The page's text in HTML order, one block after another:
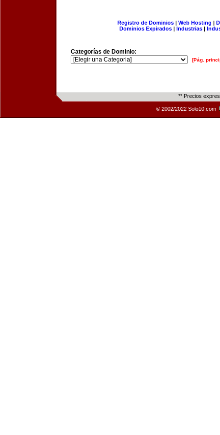
Registro de Dominios| Web Hosting |
Dominios Expirados | Industrias |
Categorías de Dominio:
[Pág.
** Precios
© 2002/2022 Solo10.com